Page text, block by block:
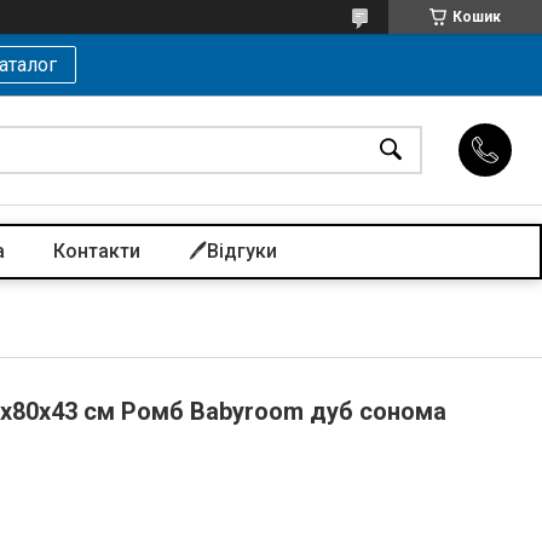
Кошик
Контакти 🖊️Відгуки
см Ромб Babyroom дуб сонома